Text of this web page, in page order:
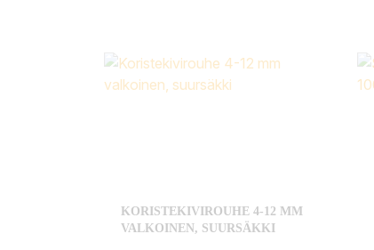
KORISTEKIVIROUHE 4-12 MM
VALKOINEN, SUURSÄKKI